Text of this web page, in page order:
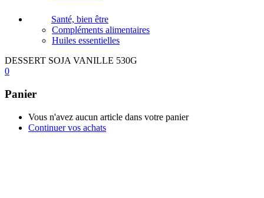
Santé, bien être
Compléments alimentaires
Huiles essentielles
DESSERT SOJA VANILLE 530G
0
Panier
Vous n'avez aucun article dans votre panier
Continuer vos achats